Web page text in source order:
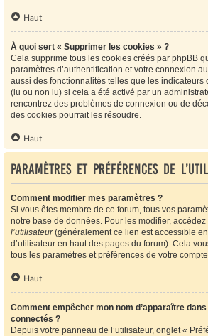
Haut
À quoi sert « Supprimer les cookies » ?
Cela supprime tous les cookies créés par phpBB
paramètres d’authentification et votre connexion
aussi des fonctionnalités telles que les indicateurs
(lu ou non lu) si cela a été activé par un
rencontrez des problèmes de connexion ou de
des cookies pourrait les résoudre.
Haut
Paramètres et préférences de
Comment modifier mes paramètres ?
Si vous êtes membre de ce forum, tous vos
notre base de données. Pour les modifier, accédez
l’utilisateur(généralement ce lien est accessible
d’utilisateur en haut des pages du forum). Cela
tous les paramètres et préférences de votre
Haut
Comment empêcher mon nom d’apparaître
connectés ?
Depuis votre panneau de l’utilisateur, onglet «